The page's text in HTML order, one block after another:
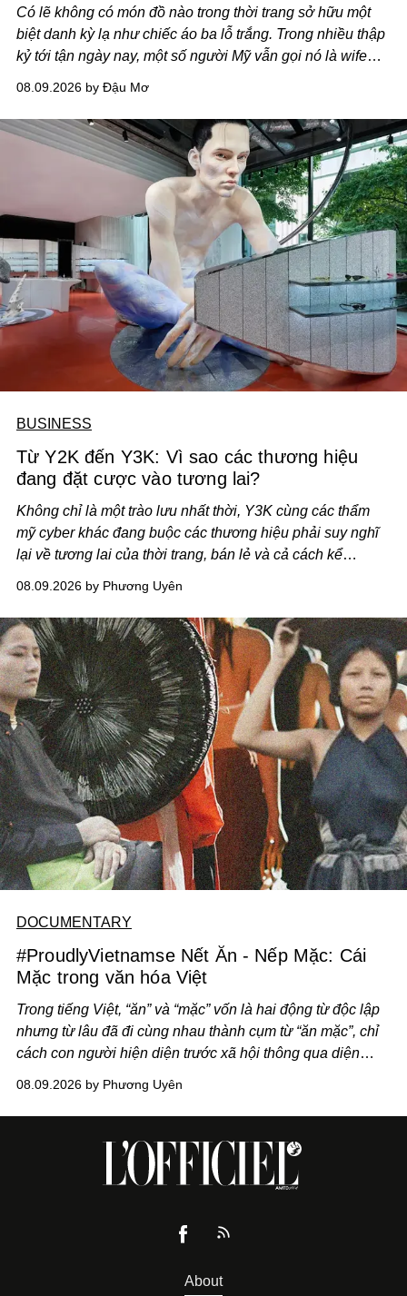
Có lẽ không có món đồ nào trong thời trang sở hữu một
biệt danh kỳ lạ như chiếc áo ba lỗ trắng. Trong nhiều thập
kỷ tới tận ngày nay, một số người Mỹ vẫn gọi nó là wife
08.09.2026 by Đậu Mơ
BUSINESS
Từ Y2K đến Y3K: Vì sao các thương hiệu
đang đặt cược vào tương lai?
Không chỉ là một trào lưu nhất thời, Y3K cùng các thẩm
mỹ cyber khác đang buộc các thương hiệu phải suy nghĩ
lại về tương lai của thời trang, bán lẻ và cả cách kể
08.09.2026 by Phương Uyên
DOCUMENTARY
#ProudlyVietnamse Nết Ăn - Nếp Mặc: Cái
Mặc trong văn hóa Việt
Trong tiếng Việt, “ăn” và “mặc” vốn là hai động từ độc lập
nhưng từ lâu đã đi cùng nhau thành cụm từ “ăn mặc”, chỉ
cách con người hiện diện trước xã hội thông qua diện
“ăn mặc” đơn thuần là việc mặc quần áo, trong đời sống
văn hóa của người Việt, khái niệm này lại có ý nghĩa bao
quát hơn nhiều.
08.09.2026 by Phương Uyên
About